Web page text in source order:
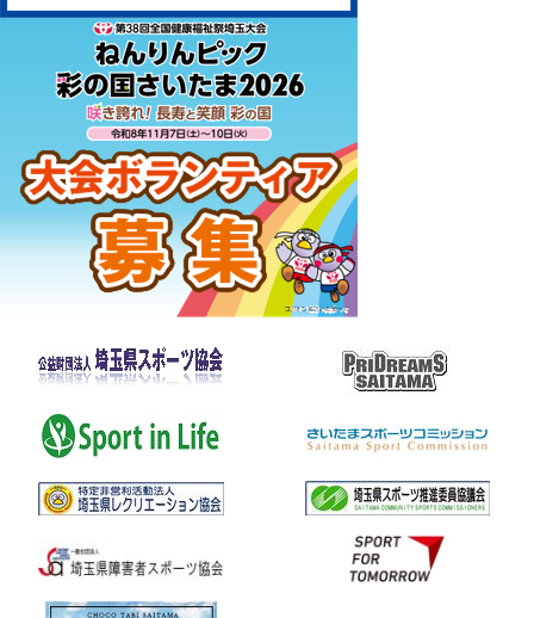
ノジマTリーグ2026-2027シーズン T.T彩たまホ
ームマッチ （スポーツボランティア募集）